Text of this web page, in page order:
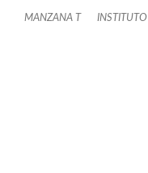
MANZANA T INSTITUTO